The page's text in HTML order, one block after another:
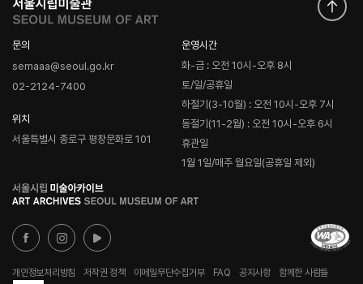
문의
semaaa@seoul.go.kr
02-2124-7400
위치
서울특별시 종로구 평창문화로 101
운영시간
화-금 : 오전 10시-오후 8시
토/일/공휴일
하절기(3-10월) : 오전 10시-오후 7시
동절기(11-2월) : 오전 10시-오후 6시
휴관일
1월 1일/매주 월요일(공휴일 제외)
로
고
개인정보처리방침 저작권 정책 이메일무단수집거부 FAQ 공지사항 함께한 사람들